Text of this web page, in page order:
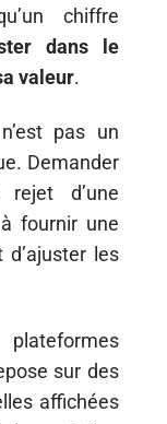
chiffre
dans le
valeur.
pas un
Demander
d’une
fournir une
les
sur des
affichées